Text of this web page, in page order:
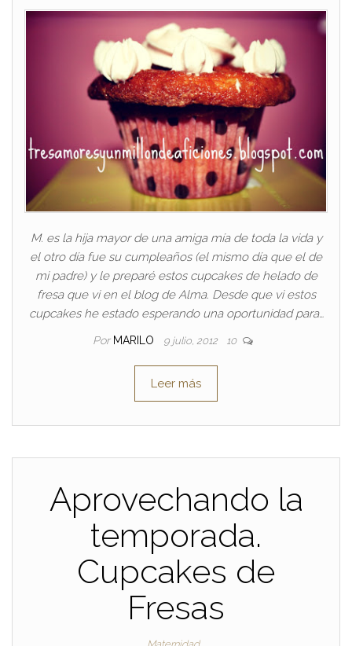
M. es la hija mayor de una amiga mía de toda la vida y
el otro día fue su cumpleaños (el mismo día que el de
mi padre) y le preparé estos cupcakes de helado de
fresa que vi en el blog de Alma. Desde que vi estos
cupcakes he estado esperando una oportunidad para…
Por MARILO 9 julio, 2012 10
Leer más
Aprovechando la
temporada.
Cupcakes de
Fresas